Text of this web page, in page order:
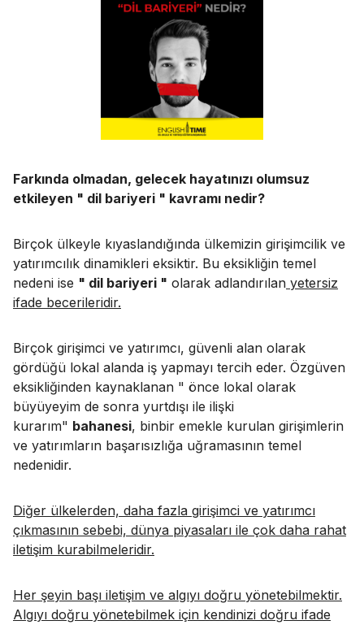
Farkında olmadan, gelecek hayatınızı olumsuz
etkileyen " dil bariyeri " kavramı nedir?
Birçok ülkeyle kıyaslandığında ülkemizin girişimcilik ve
yatırımcılık dinamikleri eksiktir. Bu eksikliğin temel
nedeni ise " dil bariyeri " olarak adlandırılan yetersiz
ifade becerileridir.
Birçok girişimci ve yatırımcı, güvenli alan olarak
gördüğü lokal alanda iş yapmayı tercih eder. Özgüven
eksikliğinden kaynaklanan " önce lokal olarak
büyüyeyim de sonra yurtdışı ile ilişki
kurarım" bahanesi, binbir emekle kurulan girişimlerin
ve yatırımların başarısızlığa uğramasının temel
nedenidir.
Diğer ülkelerden, daha fazla girişimci ve yatırımcı
çıkmasının sebebi, dünya piyasaları ile çok daha rahat
iletişim kurabilmeleridir.
Her şeyin başı iletişim ve algıyı doğru yönetebilmektir.
Algıyı doğru yönetebilmek için kendinizi doğru ifade